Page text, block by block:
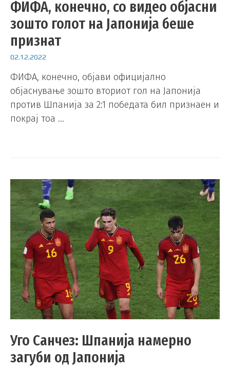
ФИФА, конечно, со видео објасни
зошто голот на Јапонија беше
признат
02.12.2022
ФИФА, конечно, објави официјално
објаснување зошто вториот гол на Јапонија
против Шпанија за 2:1 победата бил признаен и
покрај тоа …
Уго Санчез: Шпанија намерно
загуби од Јапонија